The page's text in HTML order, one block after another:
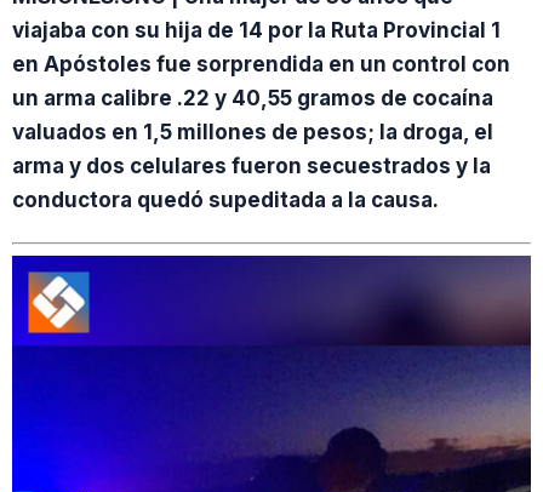
viajaba con su hija de 14 por la Ruta Provincial 1
en Apóstoles fue sorprendida en un control con
un arma calibre .22 y 40,55 gramos de cocaína
valuados en 1,5 millones de pesos; la droga, el
arma y dos celulares fueron secuestrados y la
conductora quedó supeditada a la causa.